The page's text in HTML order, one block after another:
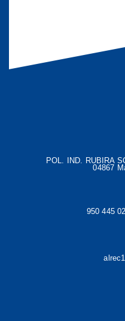
POL. IND. RUBIRA
04867
950 445